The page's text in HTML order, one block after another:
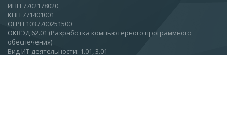
ИНН 7702178020
КПП 771401001
ОГРН 1037700251500
ОКВЭД 62.01 (Разработка компьютерного программного
обеспечения)
Вид ИТ-деятельности: 1.01, 3.01